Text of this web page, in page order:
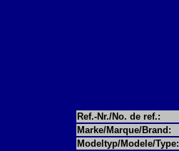
Ref.-Nr./No. de ref.:
Marke/Marque/Brand:
Modeltyp/Modele/Type: